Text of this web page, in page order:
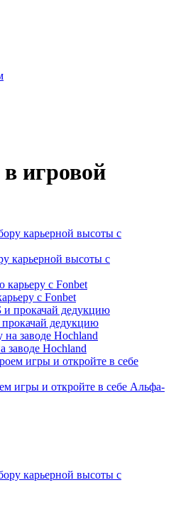
игровой
карьерной высоты с
с Fonbet
дедукцию
заводе Hochland
игры и откройте в себе Альфа-